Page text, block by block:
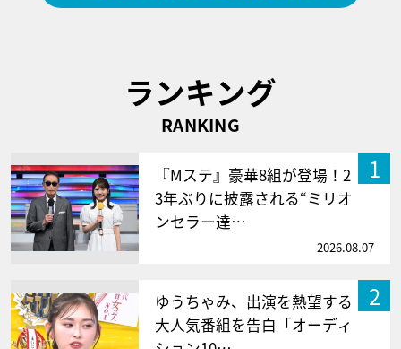
ランキング
RANKING
1
『Mステ』豪華8組が登場！2
3年ぶりに披露される“ミリオ
ンセラー達…
2026.08.07
2
ゆうちゃみ、出演を熱望する
大人気番組を告白「オーディ